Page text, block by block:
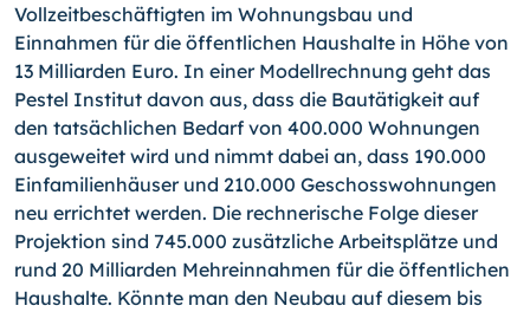
Vollzeitbeschäftigten im Wohnungsbau und
Einnahmen für die öffentlichen Haushalte in Höhe von
13 Milliarden Euro. In einer Modellrechnung geht das
Pestel Institut davon aus, dass die Bautätigkeit auf
den tatsächlichen Bedarf von 400.000 Wohnungen
ausgeweitet wird und nimmt dabei an, dass 190.000
Einfamilienhäuser und 210.000 Geschosswohnungen
neu errichtet werden. Die rechnerische Folge dieser
Projektion sind 745.000 zusätzliche Arbeitsplätze und
rund 20 Milliarden Mehreinnahmen für die öffentlichen
Haushalte. Könnte man den Neubau auf diesem bis